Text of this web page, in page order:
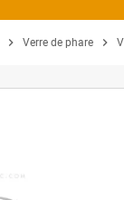
chevron_right Verre de phare chevron_right